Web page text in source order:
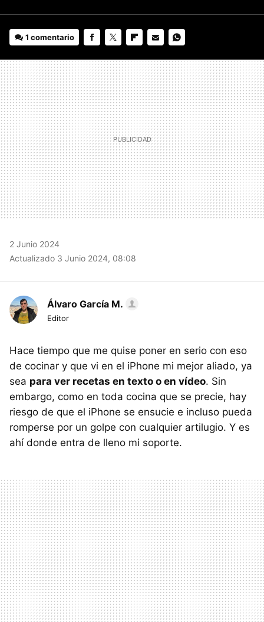
1 comentario
MAIL
2 Junio 2024
Actualizado 3 Junio 2024, 08:08
Álvaro García M.
Editor
Hace tiempo que me quise poner en serio con eso
de cocinar y que vi en el iPhone mi mejor aliado, ya
sea para ver recetas en texto o en vídeo. Sin
embargo, como en toda cocina que se precie, hay
riesgo de que el iPhone se ensucie e incluso pueda
romperse por un golpe con cualquier artilugio. Y es
ahí donde entra de lleno mi soporte.